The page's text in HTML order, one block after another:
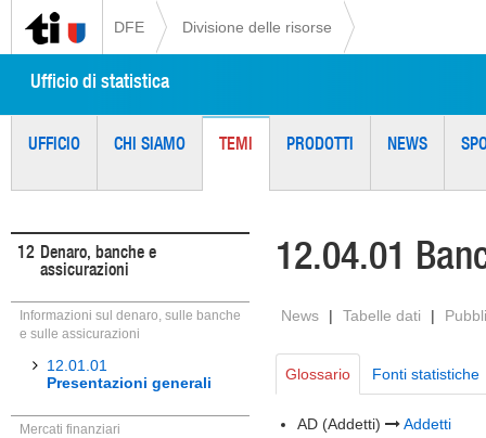
DFE Divisione delle risorse
Ufficio di statistica
UFFICIO CHI SIAMO TEMI PRODOTTI NEWS
12 Denaro, banche e
assicurazioni
Informazioni sul denaro, sulle banche
e sulle assicurazioni
12.01.01
Presentazioni generali
Mercati finanziari
12.04.01
News | Tabelle dati |
Glossario Fonti statistiche
AD (Addetti) Addetti